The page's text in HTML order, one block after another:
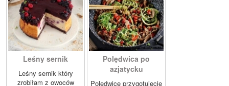
Leśny sernik
Leśny sernik który
zrobiłam z owoców
Polędwica po
azjatycku
Polędwicę przygotujecie